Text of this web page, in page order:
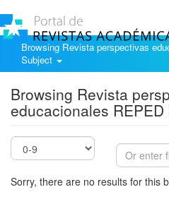
Browsing Revista perspectivas
Subject
Browsing Revista
educacionales
Sorry, there are no results for this